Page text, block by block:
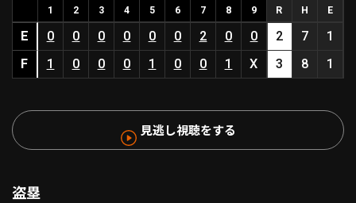
HOME
動画
1 2 3 4 5 6 7 8 9 R H E
E 0 0 0 0 0 0 2 0 0 2 7
1
F
1 0 0 0 1 0 0 1 X 3 8 1
見逃し視聴をする
盗塁